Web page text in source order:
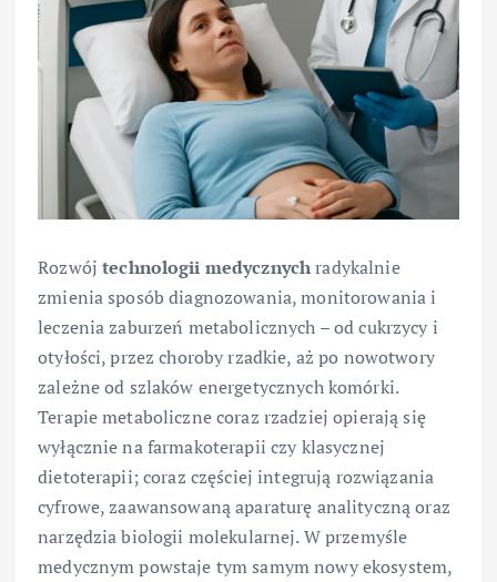
Rozwójtechnologii medycznychradykalnie
zmienia sposób diagnozowania, monitorowania i
leczenia zaburzeń metabolicznych – od cukrzycy i
otyłości, przez choroby rzadkie, aż po nowotwory
zależne od szlaków energetycznych komórki.
Terapie metaboliczne coraz rzadziej opierają się
wyłącznie na farmakoterapii czy klasycznej
dietoterapii; coraz częściej integrują rozwiązania
cyfrowe, zaawansowaną aparaturę analityczną oraz
narzędzia biologii molekularnej. W przemyśle
medycznym powstaje tym samym nowy ekosystem,